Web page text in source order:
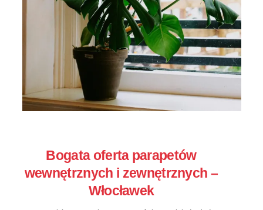
Bogata oferta parapetów
wewnętrznych i zewnętrznych –
Włocławek